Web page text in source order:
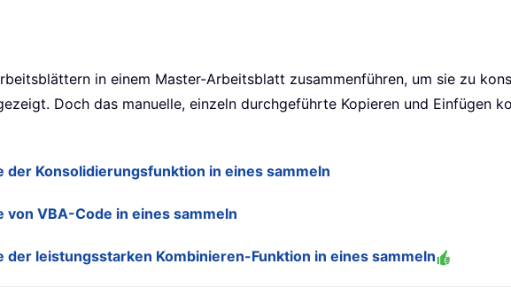
in einem Master-Arbeitsblatt zusammenführen, um sie zu
Doch das manuelle, einzeln durchgeführte Kopieren und Einfügen
Konsolidierungsfunktion in eines sammeln
VBA-Code in eines sammeln
leistungsstarken Kombinieren-Funktion in eines sammeln